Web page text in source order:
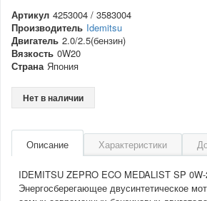
Артикул 4253004 / 3583004
Производитель Idemitsu
Двигатель 2.0/2.5(бензин)
Вязкость 0W20
Страна Япония
Нет в наличии
Описание Характеристики
IDEMITSU ZEPRO ECO MEDALIST SP
Энергосберегающее двусинтетическое